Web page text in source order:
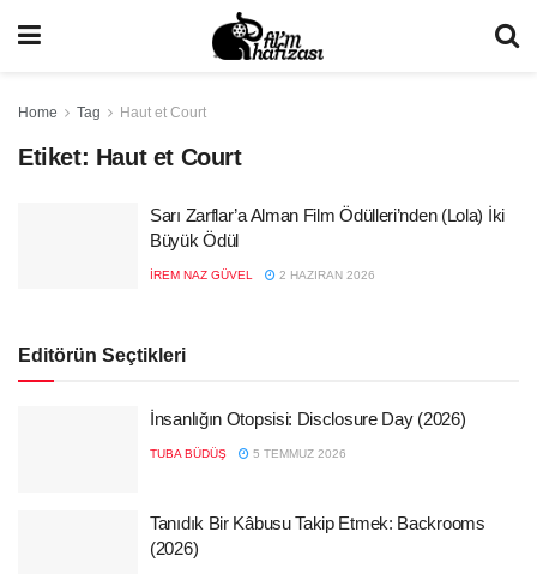
Home Tag Haut et Court
Etiket: Haut et Court
Sarı Zarflar’a Alman Film Ödülleri’nden (Lola) İki
Büyük Ödül
İREM NAZ GÜVEL 2 HAZIRAN 2026
Editörün Seçtikleri
İnsanlığın Otopsisi: Disclosure Day (2026)
TUBA BÜDÜŞ 5 TEMMUZ 2026
Tanıdık Bir Kâbusu Takip Etmek: Backrooms
(2026)